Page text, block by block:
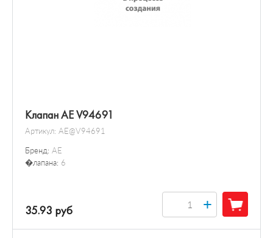
Клапан AE V94691
Артикул: AE@V94691
Бренд: AE
�лапана: 6
35.93 руб +